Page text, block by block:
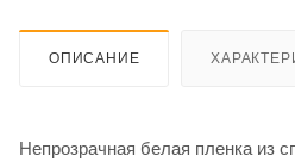
ОПИСАНИЕ
Непрозрачная белая пленка из